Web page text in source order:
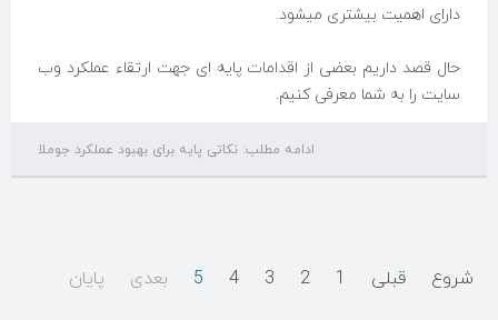
دارای اهمیت بیشتری میشود.
حال قصد داریم بعضی از اقدامات پایه ای جهت ارتقاء عملکرد وب
سایت را به شما معرفی کنیم.
ادامه مطلب: نکاتی پایه برای بهبود عملکرد جوملا
شروع قبلی 1
2
3
4
5 بعدی پایان